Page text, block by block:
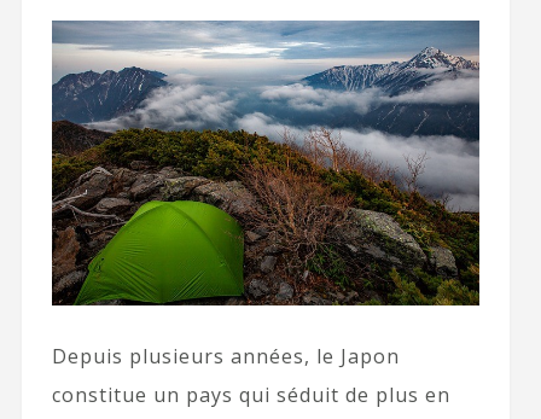
Depuis plusieurs années, le Japon
constitue un pays qui séduit de plus en